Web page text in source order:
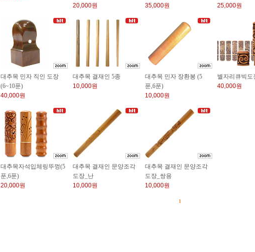
20,000원
35,000원
25,000원
대추목 민자 직인 도장
(6~10푼)
40,000원
대추목 결재인 5종
10,000원
대추목 민자 장환봉 (5
푼,6푼)
10,000원
별자리큐빅도
40,000원
대추목자석입체링뚜껑(5
푼,6푼)
20,000원
대추목 결재인 문양조각
도장_난
10,000원
대추목 결재인 문양조각
도장_쌍용
10,000원
1